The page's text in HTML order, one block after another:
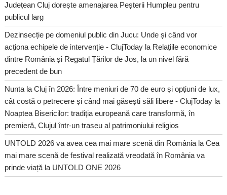
Județean Cluj dorește amenajarea Peșterii Humpleu pentru
publicul larg
Dezinsecție pe domeniul public din Jucu: Unde și când vor
acționa echipele de intervenție - ClujToday la Relațiile economice
dintre România și Regatul Țărilor de Jos, la un nivel fără
precedent de bun
Nunta la Cluj în 2026: Între meniuri de 70 de euro și opțiuni de lux,
cât costă o petrecere și când mai găsești săli libere - ClujToday la
Noaptea Bisericilor: tradiția europeană care transformă, în
premieră, Clujul într-un traseu al patrimoniului religios
UNTOLD 2026 va avea cea mai mare scenă din România laCea
mai mare scenă de festival realizată vreodată în România va
prinde viață la UNTOLD ONE 2026